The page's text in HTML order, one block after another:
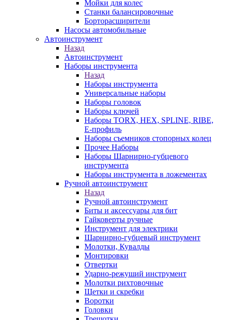
Мойки для колес
Станки балансировочные
Борторасширители
Насосы автомобильные
Автоинструмент
Назад
Автоинструмент
Наборы инструмента
Назад
Наборы инструмента
Универсальные наборы
Наборы головок
Наборы ключей
Наборы TORX, HEX, SPLINE, RIBE,
E-профиль
Наборы съемников стопорных колец
Прочее Наборы
Наборы Шарнирно-губцевого
инструмента
Наборы инструмента в ложементах
Ручной автоинструмент
Назад
Ручной автоинструмент
Биты и аксессуары для бит
Гайковерты ручные
Инструмент для электрики
Шарнирно-губцевый инструмент
Молотки, Кувалды
Монтировки
Отвертки
Ударно-режуший инструмент
Молотки рихтовочные
Щетки и скребки
Воротки
Головки